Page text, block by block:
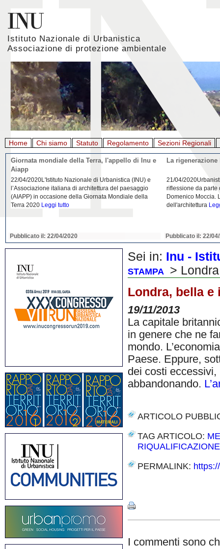
Istituto Nazionale di Urbanistica
Associazione di protezione ambientale
Home Chi siamo Statuto Regolamento Sezioni Regionali
Giornata mondiale della Terra, l'appello di Inu e
Aiapp
22/04/2020L'Istituto Nazionale di Urbanistica (INU) e
l’Associazione italiana di architettura del paesaggio
(AIAPP) in occasione della Giornata Mondiale della
Terra 2020 Leggi tutto
Pubblicato il: 22/04/2020
La
21/04/
riflessione da parte
Domenico Moccia.
dell'architettura
Pubblicato il: 22/
Sei in: Inu -
STAMPA
>
Londra, bella e
19/11/2013
La capitale
in genere che ne
mondo.
Paese. Eppure,
dei costi
abbandonando.
ARTICOLO
TAG ARTICOLO:
RIQUALIFICAZIONE
PERMALINK:
I commenti sono